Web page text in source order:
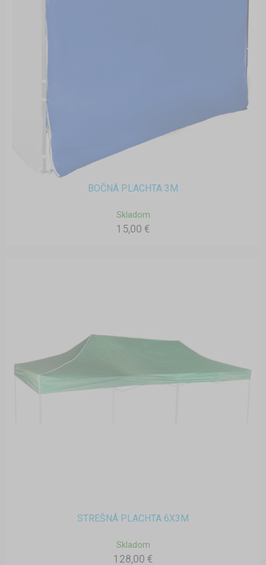
BOČNÁ PLACHTA 3M
Skladom
15,00 €
STREŠNÁ PLACHTA 6X3M
Skladom
128,00 €